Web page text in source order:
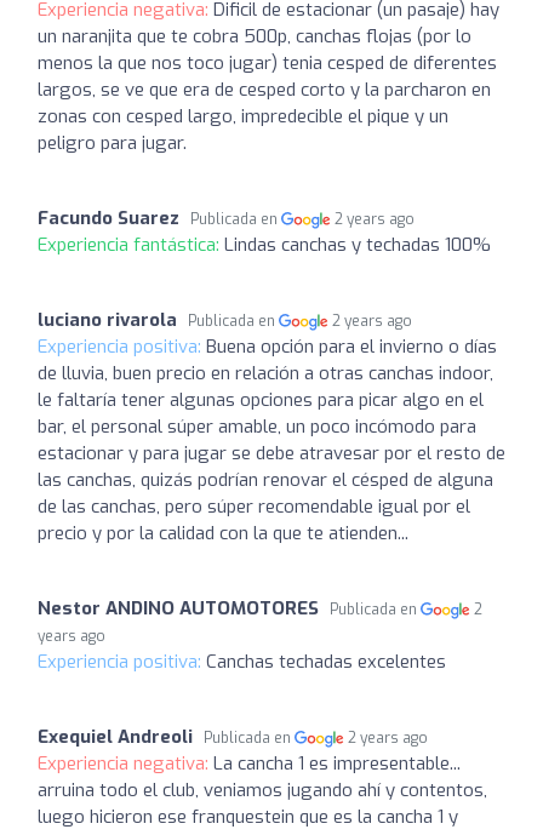
Experiencia negativa: Dificil de estacionar (un pasaje) hay
un naranjita que te cobra 500p, canchas flojas (por lo
menos la que nos toco jugar) tenia cesped de diferentes
largos, se ve que era de cesped corto y la parcharon en
zonas con cesped largo, impredecible el pique y un
peligro para jugar.
Facundo Suarez Publicada en 2 years ago
Experiencia fantástica: Lindas canchas y techadas 100%
luciano rivarola Publicada en 2 years ago
Experiencia positiva: Buena opción para el invierno o días
de lluvia, buen precio en relación a otras canchas indoor,
le faltaría tener algunas opciones para picar algo en el
bar, el personal súper amable, un poco incómodo para
estacionar y para jugar se debe atravesar por el resto de
las canchas, quizás podrían renovar el césped de alguna
de las canchas, pero súper recomendable igual por el
precio y por la calidad con la que te atienden...
Nestor ANDINO AUTOMOTORES Publicada en
2
years ago
Experiencia positiva: Canchas techadas excelentes
Exequiel Andreoli Publicada en 2 years ago
Experiencia negativa: La cancha 1 es impresentable...
arruina todo el club, veniamos jugando ahí y contentos,
luego hicieron ese franquestein que es la cancha 1 y